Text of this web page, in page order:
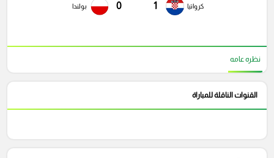
كرواتيا 1
0 بولندا
نظره عامه
القنوات الناقلة للمباراة